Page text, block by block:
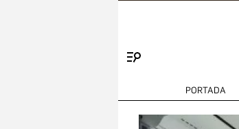
PORTADA